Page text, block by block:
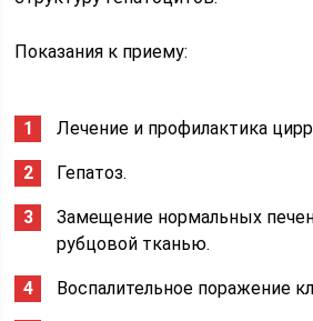
Показания к приему:
Лечение и профилактика
Гепатоз.
Замещение нормальных
рубцовой тканью.
Воспалительное поражение